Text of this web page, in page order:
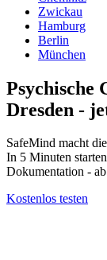
Zwickau
Hamburg
Berlin
München
Psychische
Dresden -
SafeMind macht
In 5 Minuten
Dokumentation -
Kostenlos testen